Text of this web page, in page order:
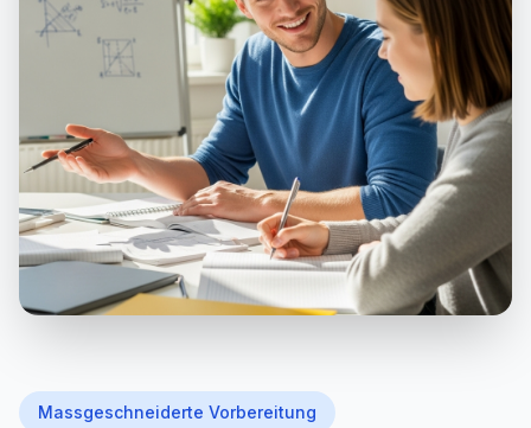
Massgeschneiderte Vorbereitung